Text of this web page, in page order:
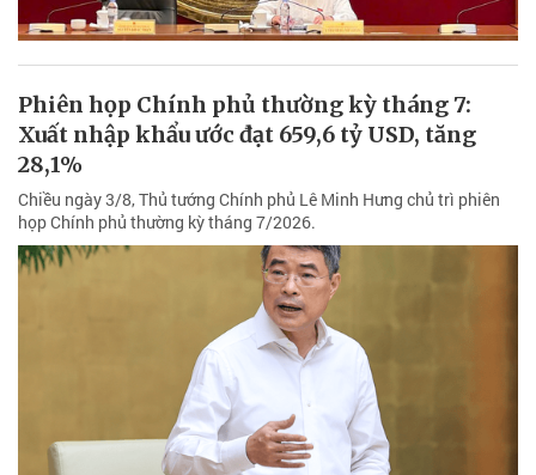
Phiên họp Chính phủ thường kỳ tháng 7:
Xuất nhập khẩu ước đạt 659,6 tỷ USD, tăng
28,1%
Chiều ngày 3/8, Thủ tướng Chính phủ Lê Minh Hưng chủ trì phiên
họp Chính phủ thường kỳ tháng 7/2026.